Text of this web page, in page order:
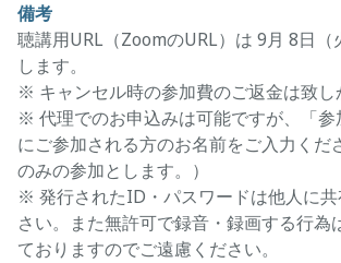
備考
聴講用URL（ZoomのURL）は 9月 8日（
します。
※ キャンセル時の参加費のご返金は致し
※ 代理でのお申込みは可能ですが、「参
にご参加される方のお名前をご入力くだ
のみの参加とします。）
※ 発行されたID・パスワードは他人に
さい。また無許可で録音・録画する行為
ておりますのでご遠慮ください。